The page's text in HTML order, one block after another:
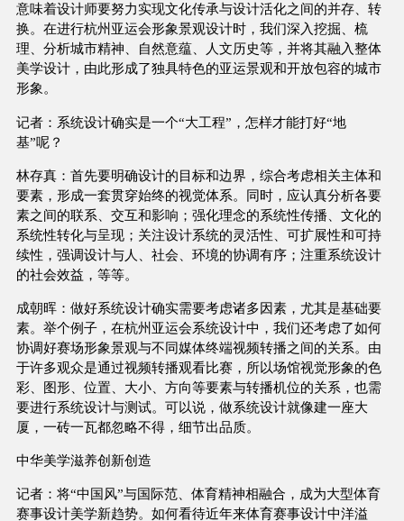
意味着设计师要努力实现文化传承与设计活化之间的并存、转
换。在进行杭州亚运会形象景观设计时，我们深入挖掘、梳
理、分析城市精神、自然意蕴、人文历史等，并将其融入整体
美学设计，由此形成了独具特色的亚运景观和开放包容的城市
形象。
记者：系统设计确实是一个“大工程”，怎样才能打好“地
基”呢？
林存真：首先要明确设计的目标和边界，综合考虑相关主体和
要素，形成一套贯穿始终的视觉体系。同时，应认真分析各要
素之间的联系、交互和影响；强化理念的系统性传播、文化的
系统性转化与呈现；关注设计系统的灵活性、可扩展性和可持
续性，强调设计与人、社会、环境的协调有序；注重系统设计
的社会效益，等等。
成朝晖：做好系统设计确实需要考虑诸多因素，尤其是基础要
素。举个例子，在杭州亚运会系统设计中，我们还考虑了如何
协调好赛场形象景观与不同媒体终端视频转播之间的关系。由
于许多观众是通过视频转播观看比赛，所以场馆视觉形象的色
彩、图形、位置、大小、方向等要素与转播机位的关系，也需
要进行系统设计与测试。可以说，做系统设计就像建一座大
厦，一砖一瓦都忽略不得，细节出品质。
中华美学滋养创新创造
记者：将“中国风”与国际范、体育精神相融合，成为大型体育
赛事设计美学新趋势。如何看待近年来体育赛事设计中洋溢